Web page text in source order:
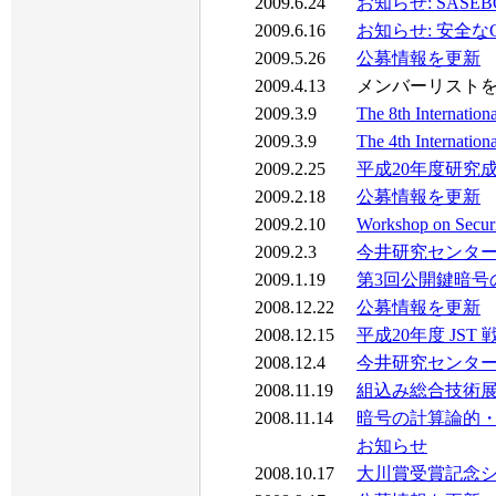
2009.6.16
お知らせ: 安全な
2009.5.26
公募情報を更新
2009.4.13
メンバーリスト
2009.3.9
The 8th
2009.3.9
The 4th
2009.2.25
平成20年度研究
2009.2.18
公募情報を更新
2009.2.10
Workshop on
2009.2.3
今井研究センタ
2009.1.19
第3回公開鍵暗
2008.12.22
公募情報を更新
2008.12.15
平成20年度 JST
2008.12.4
今井研究センタ
2008.11.19
組込み総合技術展
2008.11.14
暗号の計算論的
お知らせ
2008.10.17
大川賞受賞記念